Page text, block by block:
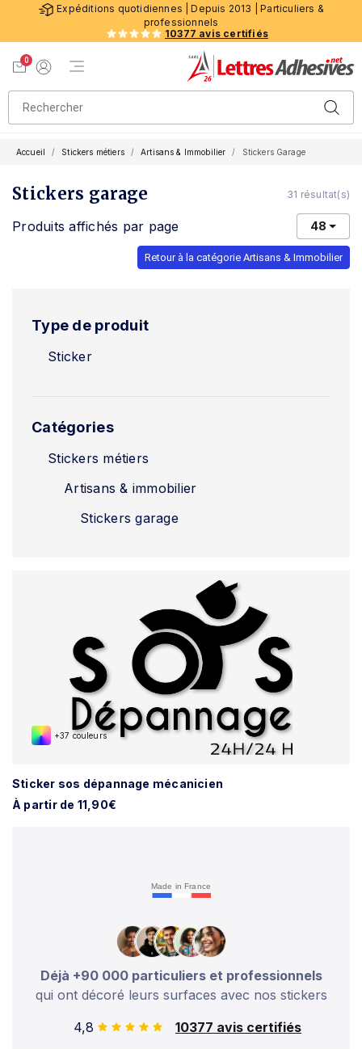
Expéditions quotidiennes | Depuis 2013 | Particuliers &
professionnels
10377 avis certifiés
0
Menu de navigation
Accueil Stickers métiers Artisans & Immobilier Stickers Garage
Stickers garage 31 résultat(s)
Produits affichés par page 48
Retour à la catégorie Artisans & Immobilier
Type de produit
Sticker
Catégories
Stickers métiers
Artisans & immobilier
Stickers garage
+37 couleurs
Sticker sos dépannage mécanicien
À partir de 11,90€
Made in France
Déjà +90 000 particuliers et professionnels
qui ont décoré leurs surfaces avec nos stickers
4,8
10377 avis certifiés